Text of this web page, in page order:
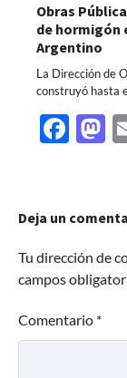
Obras
de hormigón
Argentino
La Dirección de
construyó hasta
Deja un
Tu dirección de
campos
Comentario *